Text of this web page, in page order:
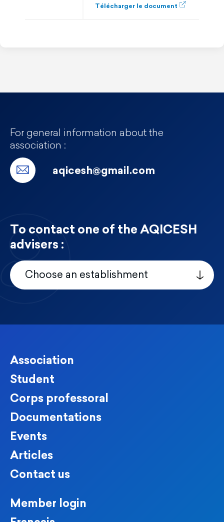
Télécharger le document
Association
Student
Corps professoral
Documentations
Events
Articles
Contact us
Member login
For general information about the
association :
aqicesh@gmail.com
To contact one of the AQICESH
advisers :
Choose an establishment